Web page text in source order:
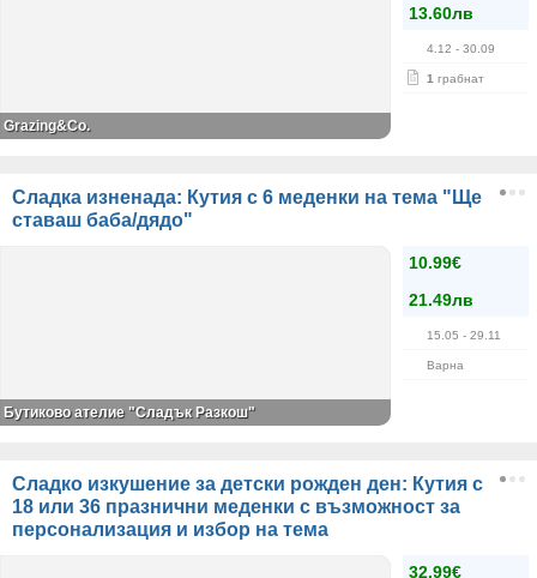
13.60лв
4.12 - 30.09
1 грабнат
Grazing&Co.
Сладка изненада: Кутия с 6 меденки на тема "Ще
ставаш баба/дядо"
10.99€
21.49лв
15.05 - 29.11
Варна
Бутиково ателие "Сладък Разкош"
Сладко изкушение за детски рожден ден: Кутия с
18 или 36 празнични меденки с възможност за
персонализация и избор на тема
32.99€